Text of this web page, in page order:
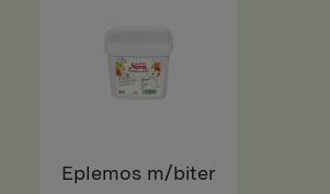
Eplemos m/biter